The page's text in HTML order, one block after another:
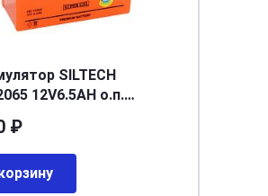
SILTECH
о.п.
100]
₽